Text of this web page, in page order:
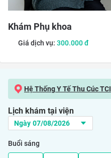
Khám Phụ khoa
Giá dịch vụ: 300.000đ
Hệ Thống Y Tế Thu Cúc TCI
Lịch khám tại viện
Buổi sáng